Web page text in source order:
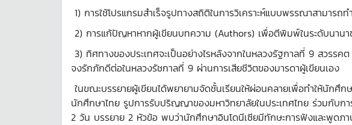
1) การใช้โปรแกรมสำเร็จรูปทางสถิติในการวิเคราะห์แบบพรรณาสามารถท
2) การแก้ปัญหาหากผู้เขียนบทความ (Authors) เพื่อตีพิมพ์ในระดับนานา
3) ทิศทางของประเทศจะเป็นอย่างไรหลังจากในหลวงรัฐกาลที่ 9 สวรรค
จงรักภักดีต่อในหลวงรัชกาลที่ 9 ผ่านการเสียชีวิตของมารดาผู้เขียนเอง
ในขณะบรรยายผู้เขียนได้พยายามจัดชั้นเรียนให้ผ่อนคลายเพื่อทำให้นัก
นักศึกษาไทย รูปการรับปริญญาของมหาวิทยาลัยในประเทศไทย ร่วมกับ
2 วัน บรรยาย 2 หัวข้อ พบว่านักศึกษาอินโดนีเซียมีทักษะการฟังและพูดภ